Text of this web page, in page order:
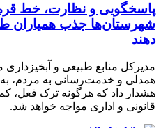
پاسخگویی و نظارت، خط
شهرستان‌ها جذب همیاران
دهند
مدیرکل منابع طبیعی و
همدلی و خدمت‌رسانی به مردم،
هشدار داد که هرگونه ترک فعل،
قانونی و اداری مواجه خواهد شد.